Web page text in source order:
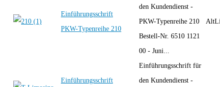
Einführungsschrift
PKW-Typenreihe 210
den Kundendienst -
PKW-Typenreihe 210
Bestell-Nr. 6510 1121
00 - Juni...
Einführungsschrift
Einführungsschrift für
den Kundendienst -